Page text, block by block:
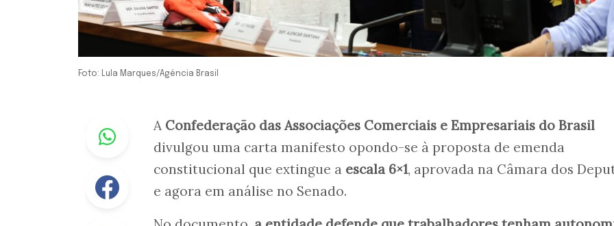
Foto: Lula Marques/Agência Brasil
Whastapp
Facebook
A Confederação das Associações Comerciais e Empresariais do Brasil
divulgou uma carta manifesto opondo-se à proposta de emenda
constitucional que extingue a escala 6×1, aprovada na Câmara dos
e agora em análise no Senado.